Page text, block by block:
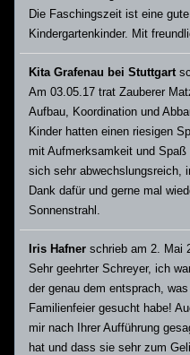
Die Faschingszeit ist eine
Kindergartenkinder. Mit
Kita Grafenau bei Stuttgart
Am 03.05.17 trat Zauberer
Aufbau, Koordination und
Kinder hatten einen riesigen
mit Aufmerksamkeit und
sich sehr abwechslungsreich,
Dank dafür und gerne mal
Sonnenstrahl.
Iris Hafnerschrieb am 2. Mai
Sehr geehrter Schreyer, ich
der genau dem entsprach,
Familienfeier gesucht habe!
mir nach Ihrer Aufführung
hat und dass sie sehr zum